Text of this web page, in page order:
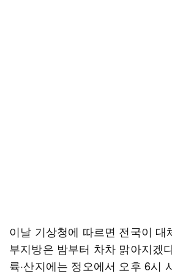
이날 기상청에 따르면 전국이 대
부지방은 밤부터 차차 맑아지겠
륙·산지에는 정오에서 오후 6시